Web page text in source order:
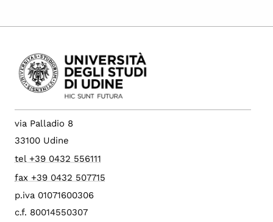
via Palladio 8
33100 Udine
tel +39 0432 556111
fax +39 0432 507715
p.iva 01071600306
c.f. 80014550307